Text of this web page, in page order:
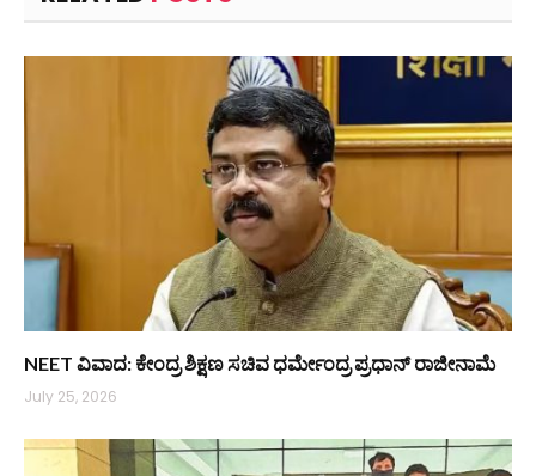
NEET ವಿವಾದ: ಕೇಂದ್ರ ಶಿಕ್ಷಣ ಸಚಿವ ಧರ್ಮೇಂದ್ರ ಪ್ರಧಾನ್ ರಾಜೀನಾಮೆ
July 25, 2026